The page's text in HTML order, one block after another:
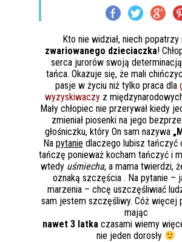
Kto nie widział, niech popatrzy
zwariowanego dzieciaczka!
serca jurorów swoją
tańca. Okazuje się, że mali
pasje w życiu niż tylko praca dla
wyzyskiwaczy z
Mały chłopiec nie przerywał kiedy
zmieniał piosenki na jego
głośniczku, który On sam nazywa
Na pytanie dlaczego lubisz tańczyć
tańczę ponieważ kocham tańczyć i
wtedy uśmiecha, a mama twierdzi,
oznaką szczęścia . Na pytanie –
marzenia – chcę uszczęśliwiać
sam jestem szczęśliwy. Cóż więcej
mając
nawet 3 latka czasami wiemy
nie jeden dorosły